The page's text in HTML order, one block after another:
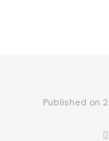
Published on